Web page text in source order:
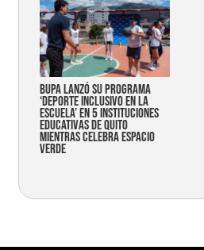
Bupa lanzó su programa
‘Deporte Inclusivo en la
Escuela’ en 5 instituciones
educativas de Quito
mientras celebra espacio
verde